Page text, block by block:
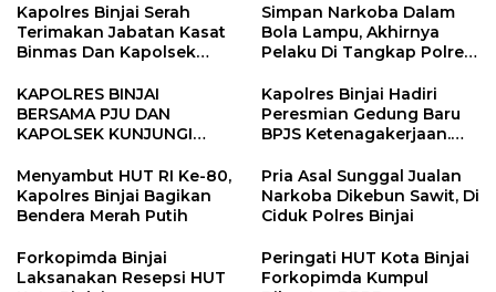
Kapolres Binjai Serah
Terimakan Jabatan Kasat
Binmas Dan Kapolsek
Simpan Narkoba Dalam
Bola Lampu, Akhirnya
Pelaku Di Tangkap Polres
KAPOLRES BINJAI
BERSAMA PJU DAN
KAPOLSEK KUNJUNGI
BINJAI
Kapolres Binjai Hadiri
Peresmian Gedung Baru
BPJS Ketenagakerjaan.
Menyeluruh bagi Pekerja”
Menyambut HUT RI Ke-80,
Kapolres Binjai Bagikan
Bendera Merah Putih
Pria Asal Sunggal Jualan
Narkoba Dikebun Sawit, Di
Ciduk Polres Binjai
Forkopimda Binjai
Laksanakan Resepsi HUT
Peringati HUT Kota Binjai
Forkopimda Kumpul